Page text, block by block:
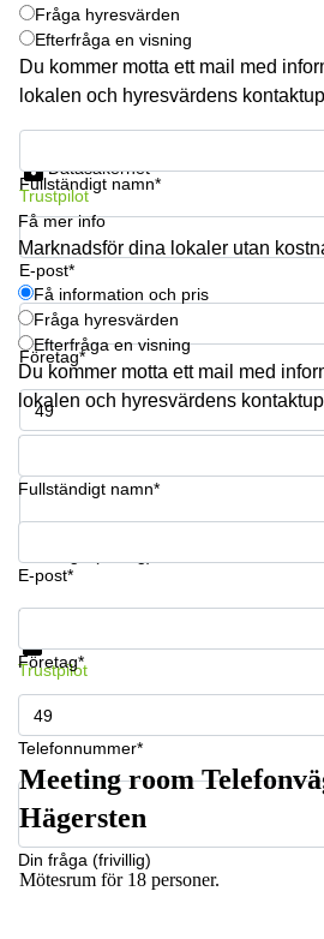
Fråga hyresvärden
Efterfråga en visning
Du kommer motta ett mail med
lokalen och hyresvärdens
Fullständigt namn*
E-post*
Företag*
Telefonnummer*
Datasäkerhet
Trustpilot
Få mer info
Marknadsför dina lokaler utan
Få information och pris
Fråga hyresvärden
Efterfråga en visning
Du kommer motta ett mail med
lokalen och hyresvärdens
Fullständigt namn*
E-post*
Företag*
Telefonnummer*
Din fråga (frivillig)
Få information och pris
Trustpilot
Meeting room
Hägersten
Mötesrum för 18 personer.